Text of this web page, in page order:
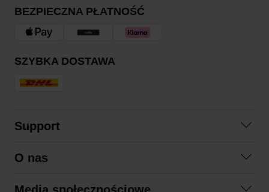
BEZPIECZNA PŁATNOŚĆ
SZYBKA DOSTAWA
Support
Regulamin zakupów
O nas